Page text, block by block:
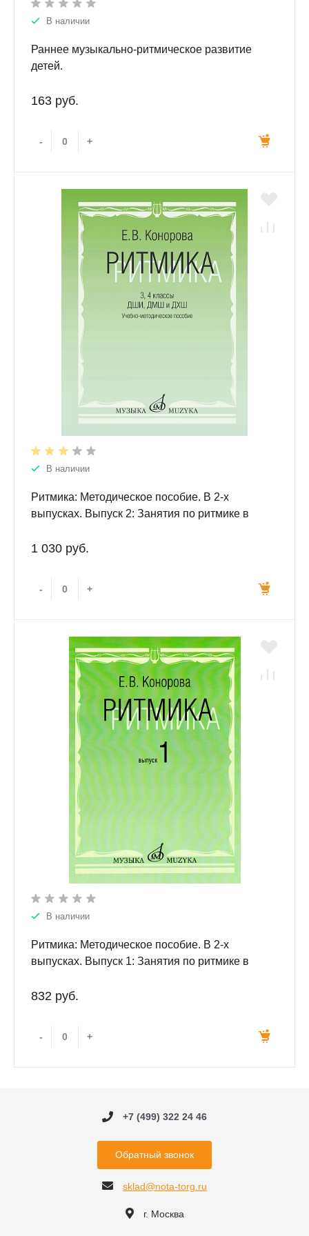
В наличии
Раннее музыкально-ритмическое развитие
детей.
163 руб.
- +
В наличии
Ритмика: Методическое пособие. В 2-х
выпусках. Выпуск 2: Занятия по ритмике в
1 030 руб.
- +
В наличии
Ритмика: Методическое пособие. В 2-х
выпусках. Выпуск 1: Занятия по ритмике в
832 руб.
- +
+7 (499) 322 24 46
Обратный звонок
sklad@nota-torg.ru
г. Москва